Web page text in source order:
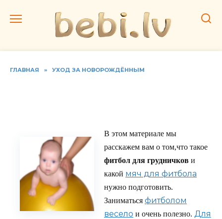
ГЛАВНАЯ » УХОД ЗА НОВОРОЖДЁННЫМ
В этом материале мы
расскажем вам о том,что такое
фитбол для грудничков и
какой мяч для фитбола
нужно подготовить.
Заниматься фитболом
весело и очень полезно. Для